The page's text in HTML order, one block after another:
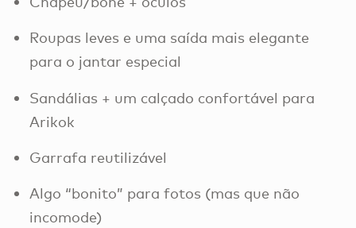
Roupas leves e uma saída mais elegante
para o jantar especial
Sandálias + um calçado confortável para
Arikok
Garrafa reutilizável
Algo “bonito” para fotos (mas que não
incomode)